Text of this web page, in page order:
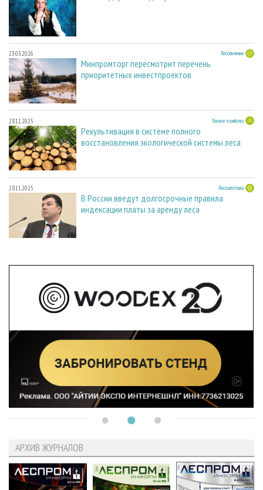
23.03.2026 Лесопиление
Минпромторг пересмотрит перечень
приоритетных инвестпроектов
28.11.2025 Лесное хозяйство
Рекультивация в системе полного
восстановления экологической системы леса
28.11.2025 Лесозаготовка
В России введут долгосрочные правила
индексации платы за аренду леса
АРХИВ ЖУРНАЛОВ